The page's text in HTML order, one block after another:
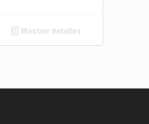
Mostrar detalles